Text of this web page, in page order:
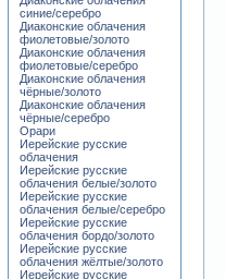
синие/серебро
Диаконские облачения
фиолетовые/золото
Диаконские облачения
фиолетовые/серебро
Диаконские облачения
чёрные/золото
Диаконские облачения
чёрные/серебро
Орари
Иерейские русские
облачения
Иерейские русские
облачения белые/золото
Иерейские русские
облачения белые/серебро
Иерейские русские
облачения бордо/золото
Иерейские русские
облачения жёлтые/золото
Иерейские русские